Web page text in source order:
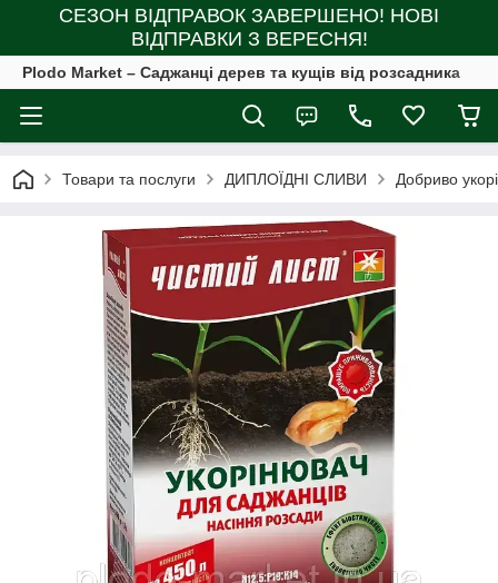
СЕЗОН ВІДПРАВОК ЗАВЕРШЕНО! НОВІ
ВІДПРАВКИ З ВЕРЕСНЯ!
Plodo Market – Саджанці дерев та кущів від розсадника
Товари та послуги ДИПЛОЇДНІ СЛИВИ Добриво